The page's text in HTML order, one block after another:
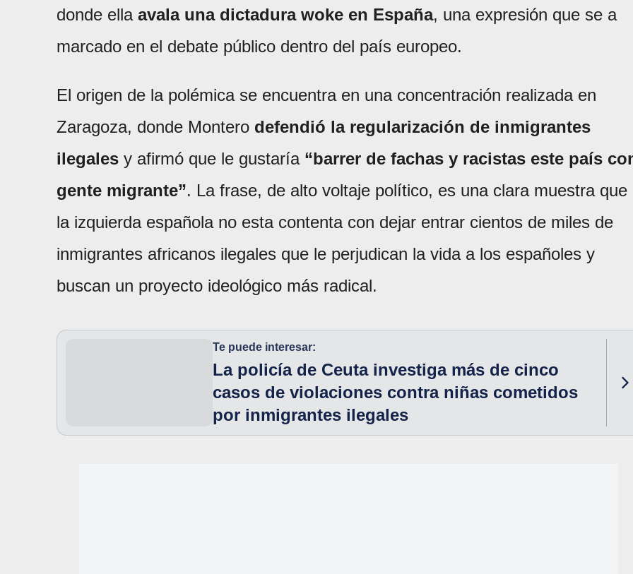
donde ella avala una dictadura woke en España, una expresión que se a
marcado en el debate público dentro del país europeo.
El origen de la polémica se encuentra en una concentración realizada en
Zaragoza, donde Montero defendió la regularización de inmigrantes
ilegales y afirmó que le gustaría “barrer de fachas y racistas este país
gente migrante”. La frase, de alto voltaje político, es una clara muestra que
la izquierda española no esta contenta con dejar entrar cientos de miles de
inmigrantes africanos ilegales que le perjudican la vida a los españoles y
buscan un proyecto ideológico más radical.
Te puede interesar:
La policía de Ceuta investiga más de cinco
casos de violaciones contra niñas cometidos
por inmigrantes ilegales